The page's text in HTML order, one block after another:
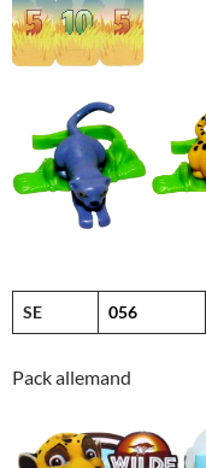
SE 056
Pack allemand